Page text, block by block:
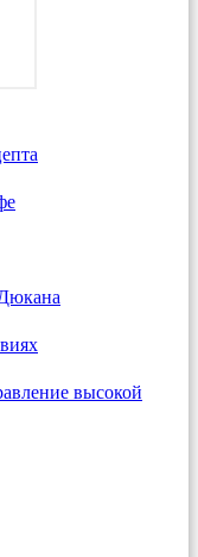
высокой